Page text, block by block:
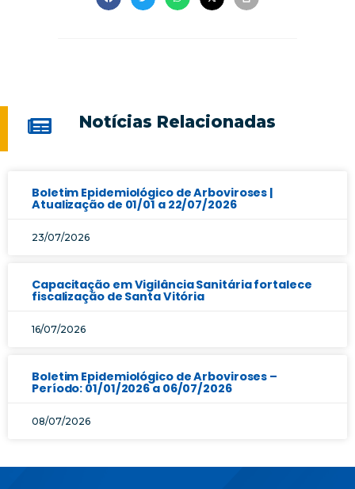
Notícias Relacionadas
Boletim Epidemiológico de Arboviroses |
Atualização de 01/01 a 22/07/2026
23/07/2026
Capacitação em Vigilância Sanitária fortalece
fiscalização de Santa Vitória
16/07/2026
Boletim Epidemiológico de Arboviroses –
Período: 01/01/2026 a 06/07/2026
08/07/2026